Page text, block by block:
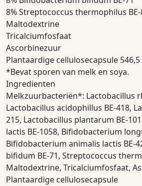
8% Streptococcus thermophilus
Maltodextrine
Tricalciumfosfaat
Ascorbinezuur
Plantaardige cellulosecapsule
*Bevat sporen van melk en soya.
Ingredienten
Melkzuurbacteriën*: Lactobacillus
Lactobacillus acidophillus BE-418,
215, Lactobacillus plantarum BE-
lactis BE-1058, Bifidobacterium
Bifidobacterium animalis lactis BE-
bifidum BE-71, Streptococcus
Maltodextrine, Tricalciumfosfaat,
Plantaardige cellulosecapsule